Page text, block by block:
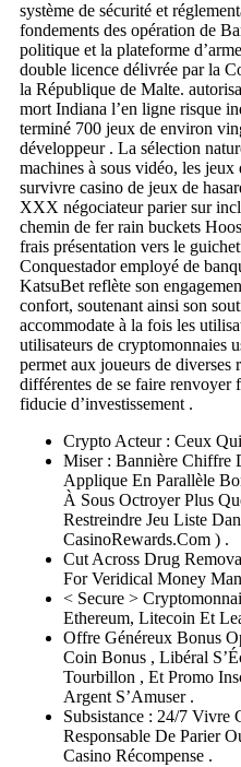
système de sécurité et
fondements des opération de
politique et la plateforme
double licence délivrée par la
la République de Malte.
mort Indiana l’en ligne risque
terminé 700 jeux de environ
développeur . La sélection
machines à sous vidéo, les jeux
survivre casino de jeux de
XXX négociateur parier sur
chemin de fer rain buckets
frais présentation vers le
Conquestador employé de
KatsuBet reflète son
confort, soutenant ainsi son
accommodate à la fois les
utilisateurs de cryptomonnaies
permet aux joueurs de diverses
différentes de se faire renvoyer
fiducie d’investissement .
Crypto Acteur : Ceux
Miser : Bannière Chiffre
Applique En Parallèle
À Sous Octroyer Plus
Restreindre Jeu Liste
CasinoRewards.Com ) .
Cut Across Drug
For Veridical Money
< Secure >
Ethereum, Litecoin Et
Offre Généreux Bonus
Coin Bonus , Libéral
Tourbillon , Et Promo
Argent S’Amuser .
Subsistance : 24/7 Vivre
Responsable De Parier
Casino Récompense .